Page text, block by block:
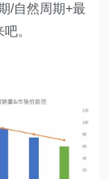
/自然周期+最
。